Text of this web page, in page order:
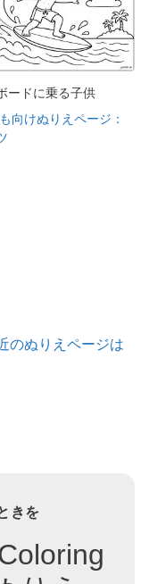
ードに乗る子供
向けぬりえページ：
のぬりえページは
きを